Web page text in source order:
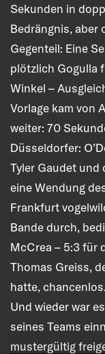
Sekunden in
Bedrängnis, aber
Gegenteil: Eine
plötzlich Gogulla
Winkel –
Vorlage kam von
weiter: 70
Düsseldorfer:
Tyler Gaudet und
eine Wendung
Frankfurt
Bande durch,
McCrea – 5:3 für
Thomas Greiss,
hatte,
Und wieder war
seines Teams
mustergültig